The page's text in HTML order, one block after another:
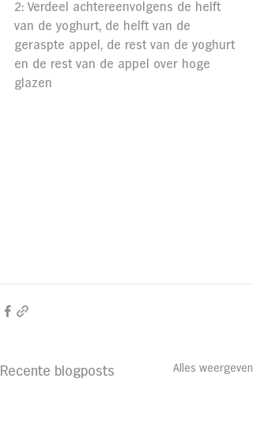
2: Verdeel achtereenvolgens de helft
van de yoghurt, de helft van de
geraspte appel, de rest van de yoghurt
en de rest van de appel over hoge
glazen
Recente blogposts Alles weergeven